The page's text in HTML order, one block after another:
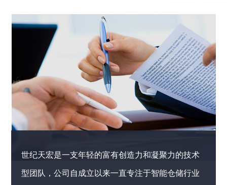
世纪天宏是一支年轻的富有创造力和凝聚力的技术
型团队，公司自成立以来一直专注于智能仓储行业